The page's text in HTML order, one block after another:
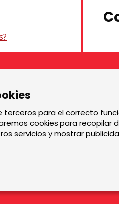
de 9.30h a 17.30h y viernes
terceros para el correcto
cookies para recopilar
servicios y mostrar